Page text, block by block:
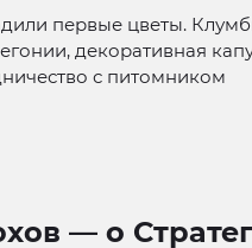
первые цветы.
декоративная
с питомником
— о